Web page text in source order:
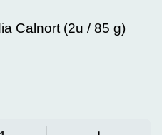
Calnort (2u / 85 g)